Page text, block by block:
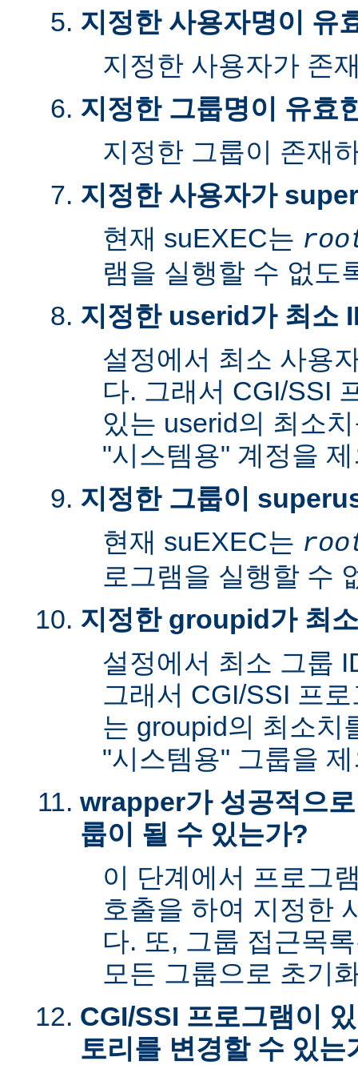
지정한 사용자명이 유
지정한 사용자가 존
지정한 그룹명이 유효
지정한 그룹이 존재
지정한 사용자가
현재 suEXEC는
램을 실행할 수 없도
지정한 userid가 최소
설정에서 최소 사용
다. 그래서 CGI/SSI
있는 userid의 최소
"시스템용" 계정을
지정한 그룹이
현재 suEXEC는
로그램을 실행할 수
지정한 groupid가 최
설정에서 최소 그룹
그래서 CGI/SSI 프
는 groupid의 최소치
"시스템용" 그룹을
wrapper가 성공적으
룹이 될 수 있는가?
이 단계에서 프로그
호출을 하여 지정한
다. 또, 그룹 접근목
모든 그룹으로 초기
CGI/SSI 프로그램이
토리를 변경할 수 있는